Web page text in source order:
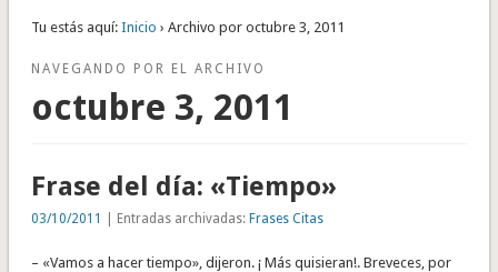
Tu estás aquí: Inicio › Archivo por octubre 3, 2011
NAVEGANDO POR EL ARCHIVO
octubre 3, 2011
Frase del día: «Tiempo»
03/10/2011 | Entradas archivadas: Frases Citas
– «Vamos a hacer tiempo», dijeron. ¡ Más quisieran!. Breveces, por